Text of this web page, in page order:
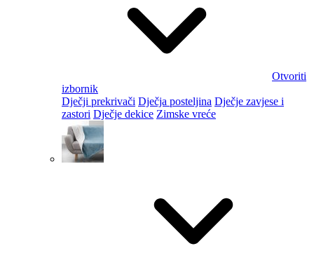
Otvoriti
izbornik
Dječji prekrivači Dječja posteljina Dječje zavjese i
zastori Dječje dekice Zimske vreće